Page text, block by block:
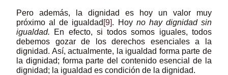
Pero además, la dignidad es hoy un valor muy
próximo al de igualdad [9]. Hoy no hay dignidad sin
igualdad. En efecto, si todos somos iguales, todos
debemos gozar de los derechos esenciales a la
dignidad. Así, actualmente, la igualdad forma parte de
la dignidad; forma parte del contenido esencial de la
dignidad; la igualdad es condición de la dignidad.